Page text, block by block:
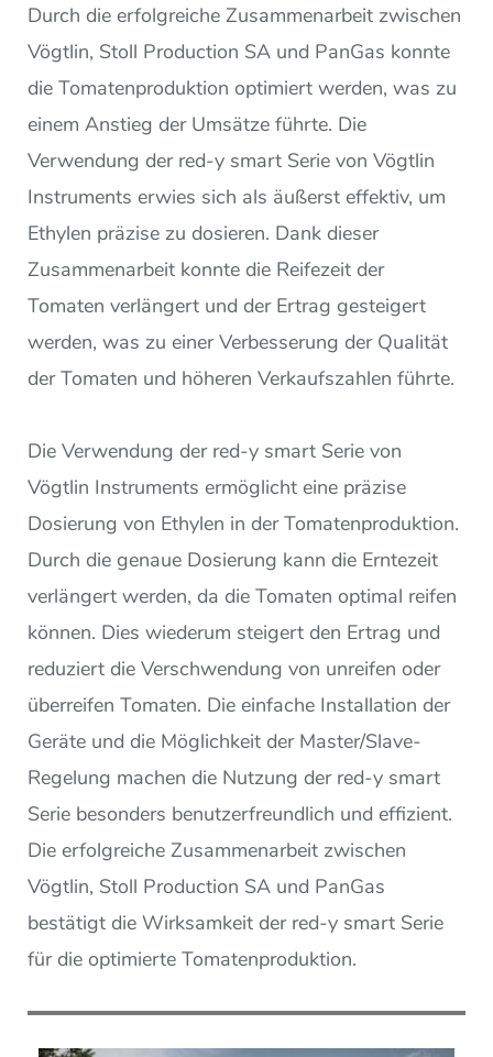
Durch die erfolgreiche Zusammenarbeit zwischen
Vögtlin, Stoll Production SA und PanGas konnte
die Tomatenproduktion optimiert werden, was zu
einem Anstieg der Umsätze führte. Die
Verwendung der red-y smart Serie von Vögtlin
Instruments erwies sich als äußerst effektiv, um
Ethylen präzise zu dosieren. Dank dieser
Zusammenarbeit konnte die Reifezeit der
Tomaten verlängert und der Ertrag gesteigert
werden, was zu einer Verbesserung der Qualität
der Tomaten und höheren Verkaufszahlen führte.
Die Verwendung der red-y smart Serie von
Vögtlin Instruments ermöglicht eine präzise
Dosierung von Ethylen in der Tomatenproduktion.
Durch die genaue Dosierung kann die Erntezeit
verlängert werden, da die Tomaten optimal reifen
können. Dies wiederum steigert den Ertrag und
reduziert die Verschwendung von unreifen oder
überreifen Tomaten. Die einfache Installation der
Geräte und die Möglichkeit der Master/Slave-
Regelung machen die Nutzung der red-y smart
Serie besonders benutzerfreundlich und effizient.
Die erfolgreiche Zusammenarbeit zwischen
Vögtlin, Stoll Production SA und PanGas
bestätigt die Wirksamkeit der red-y smart Serie
für die optimierte Tomatenproduktion.